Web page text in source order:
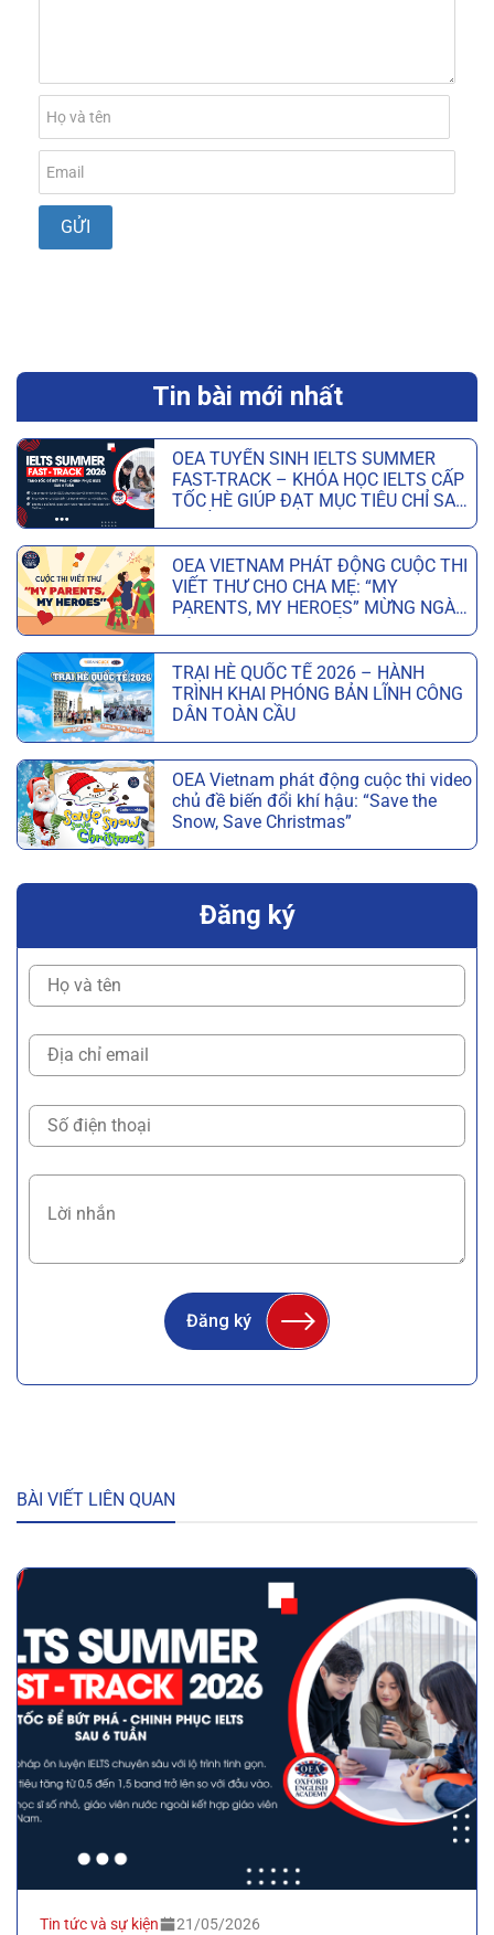
Tin bài mới nhất
OEA TUYỂN SINH IELTS SUMMER
FAST-TRACK – KHÓA HỌC IELTS CẤP
TỐC HÈ GIÚP ĐẠT MỤC TIÊU CHỈ SAU
OEA VIETNAM PHÁT ĐỘNG CUỘC THI
VIẾT THƯ CHO CHA MẸ: “MY
PARENTS, MY HEROES” MỪNG NGÀY
TRẠI HÈ QUỐC TẾ 2026 – HÀNH
TRÌNH KHAI PHÓNG BẢN LĨNH CÔNG
DÂN TOÀN CẦU
OEA Vietnam phát động cuộc thi video
chủ đề biến đổi khí hậu: “Save the
Snow, Save Christmas”
Đăng ký
Đăng ký
BÀI VIẾT LIÊN QUAN
Tin tức và sự kiện 21/05/2026